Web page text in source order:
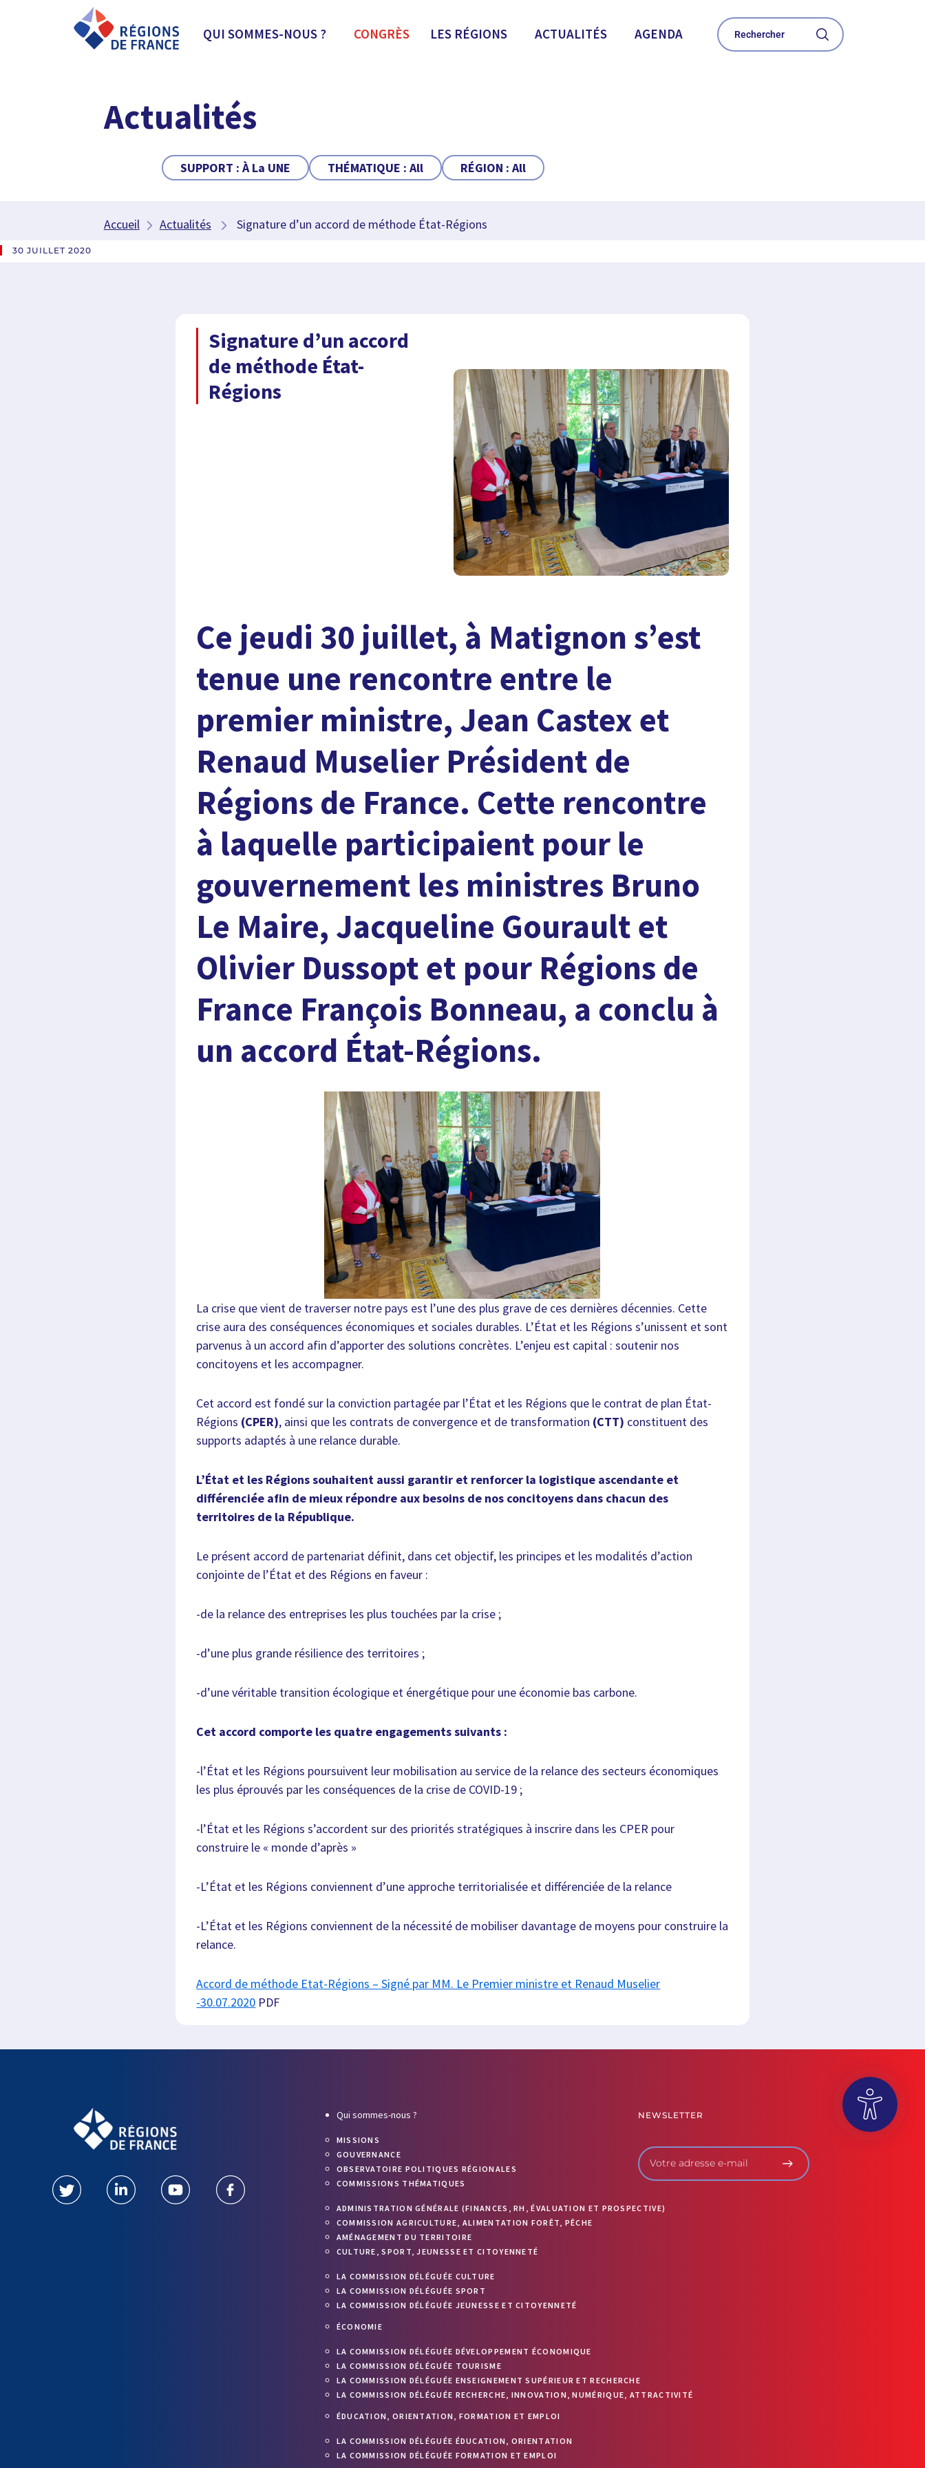
QUI SOMMES-NOUS ? CONGRÈS LES RÉGIONS ACTUALITÉS AGENDA
Actualités
SUPPORT : À La UNE THÉMATIQUE : All RÉGION : All
Accueil Actualités Signature d’un accord de méthode État-Régions
30 JUILLET 2020
Signature d’un accord
de méthode État-
Régions
Ce jeudi 30 juillet, à Matignon s’est
tenue une rencontre entre le
premier ministre, Jean Castex et
Renaud Muselier Président de
Régions de France. Cette rencontre
à laquelle participaient pour le
gouvernement les ministres Bruno
Le Maire, Jacqueline Gourault et
Olivier Dussopt et pour Régions de
France François Bonneau, a conclu à
un accord État-Régions.
La crise que vient de traverser notre pays est l’une des plus grave de ces dernières décennies. Cette
crise aura des conséquences économiques et sociales durables. L’État et les Régions s’unissent et sont
parvenus à un accord afin d’apporter des solutions concrètes. L’enjeu est capital : soutenir nos
concitoyens et les accompagner.
Cet accord est fondé sur la conviction partagée par l’État et les Régions que le contrat de plan État-
Régions (CPER), ainsi que les contrats de convergence et de transformation (CTT) constituent des
supports adaptés à une relance durable.
L’État et les Régions souhaitent aussi garantir et renforcer la logistique ascendante et
différenciée afin de mieux répondre aux besoins de nos concitoyens dans chacun des
territoires de la République.
Le présent accord de partenariat définit, dans cet objectif, les principes et les modalités d’action
conjointe de l’État et des Régions en faveur :
-de la relance des entreprises les plus touchées par la crise ;
-d’une plus grande résilience des territoires ;
-d’une véritable transition écologique et énergétique pour une économie bas carbone.
Cet accord comporte les quatre engagements suivants :
-l’État et les Régions poursuivent leur mobilisation au service de la relance des secteurs économiques
les plus éprouvés par les conséquences de la crise de COVID-19 ;
-l’État et les Régions s’accordent sur des priorités stratégiques à inscrire dans les CPER pour
construire le « monde d’après »
-L’État et les Régions conviennent d’une approche territorialisée et différenciée de la relance
-L’État et les Régions conviennent de la nécessité de mobiliser davantage de moyens pour construire la
relance.
Accord de méthode Etat-Régions – Signé par MM. Le Premier ministre et Renaud Muselier
-30.07.2020 PDF
Qui sommes-nous ?
MISSIONS
GOUVERNANCE
OBSERVATOIRE POLITIQUES RÉGIONALES
COMMISSIONS THÉMATIQUES
ADMINISTRATION GÉNÉRALE (FINANCES, RH, ÉVALUATION ET PROSPECTIVE)
COMMISSION AGRICULTURE, ALIMENTATION FORÊT, PÊCHE
AMÉNAGEMENT DU TERRITOIRE
CULTURE, SPORT, JEUNESSE ET CITOYENNETÉ
LA COMMISSION DÉLÉGUÉE CULTURE
LA COMMISSION DÉLÉGUÉE SPORT
LA COMMISSION DÉLÉGUÉE JEUNESSE ET CITOYENNETÉ
ÉCONOMIE
LA COMMISSION DÉLÉGUÉE DÉVELOPPEMENT ÉCONOMIQUE
LA COMMISSION DÉLÉGUÉE TOURISME
LA COMMISSION DÉLÉGUÉE ENSEIGNEMENT SUPÉRIEUR ET RECHERCHE
LA COMMISSION DÉLÉGUÉE RECHERCHE, INNOVATION, NUMÉRIQUE, ATTRACTIVITÉ
ÉDUCATION, ORIENTATION, FORMATION ET EMPLOI
LA COMMISSION DÉLÉGUÉE ÉDUCATION, ORIENTATION
LA COMMISSION DÉLÉGUÉE FORMATION ET EMPLOI
NEWSLETTER